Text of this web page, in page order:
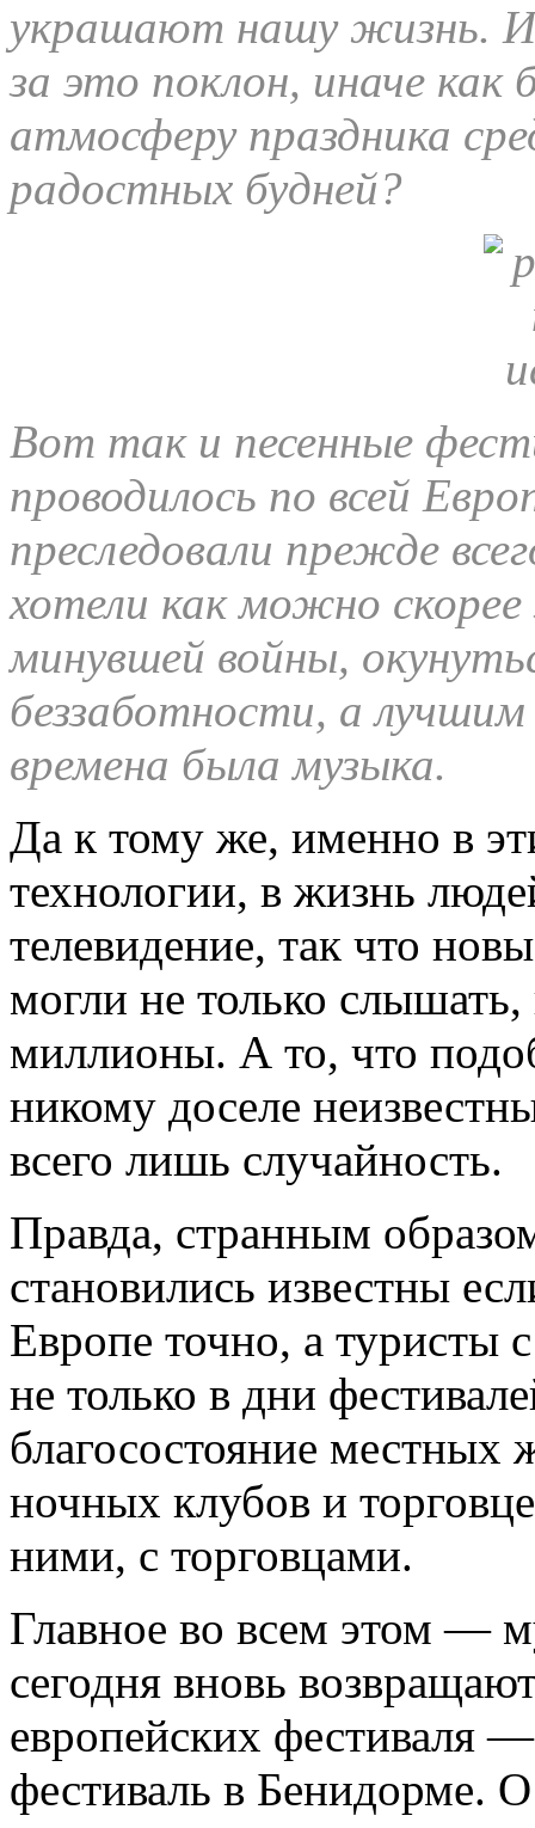
украшают нашу жизнь.
за это поклон, иначе
атмосферу праздника
радостных будней?
Вот так и песенные
проводилось по всей
преследовали прежде
хотели как можно
минувшей войны,
беззаботности, а
времена была музыка.
Да к тому же, именно в
технологии, в жизнь
телевидение, так что
могли не только
миллионы. А то, что
никому доселе
всего лишь случайность.
Правда, странным
становились известны
Европе точно, а туристы
не только в дни
благосостояние местных
ночных клубов и
ними, с торговцами.
Главное во всем этом —
сегодня вновь
европейских фестиваля
фестиваль в Бенидорме.